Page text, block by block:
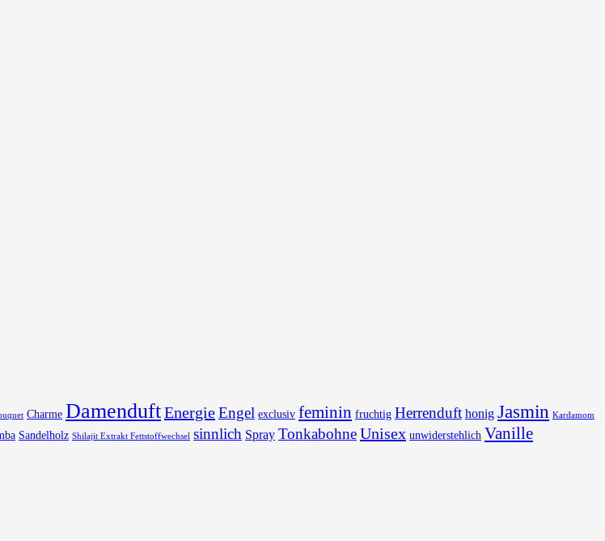
Charme DamenduftEnergieEngel exclusiv feminin fruchtig Herrenduft honig Jasmin Kardamom
Sandelholz Shilajit Extrakt Fettstoffwechsel sinnlich Spray TonkabohneUnisex unwiderstehlich Vanille